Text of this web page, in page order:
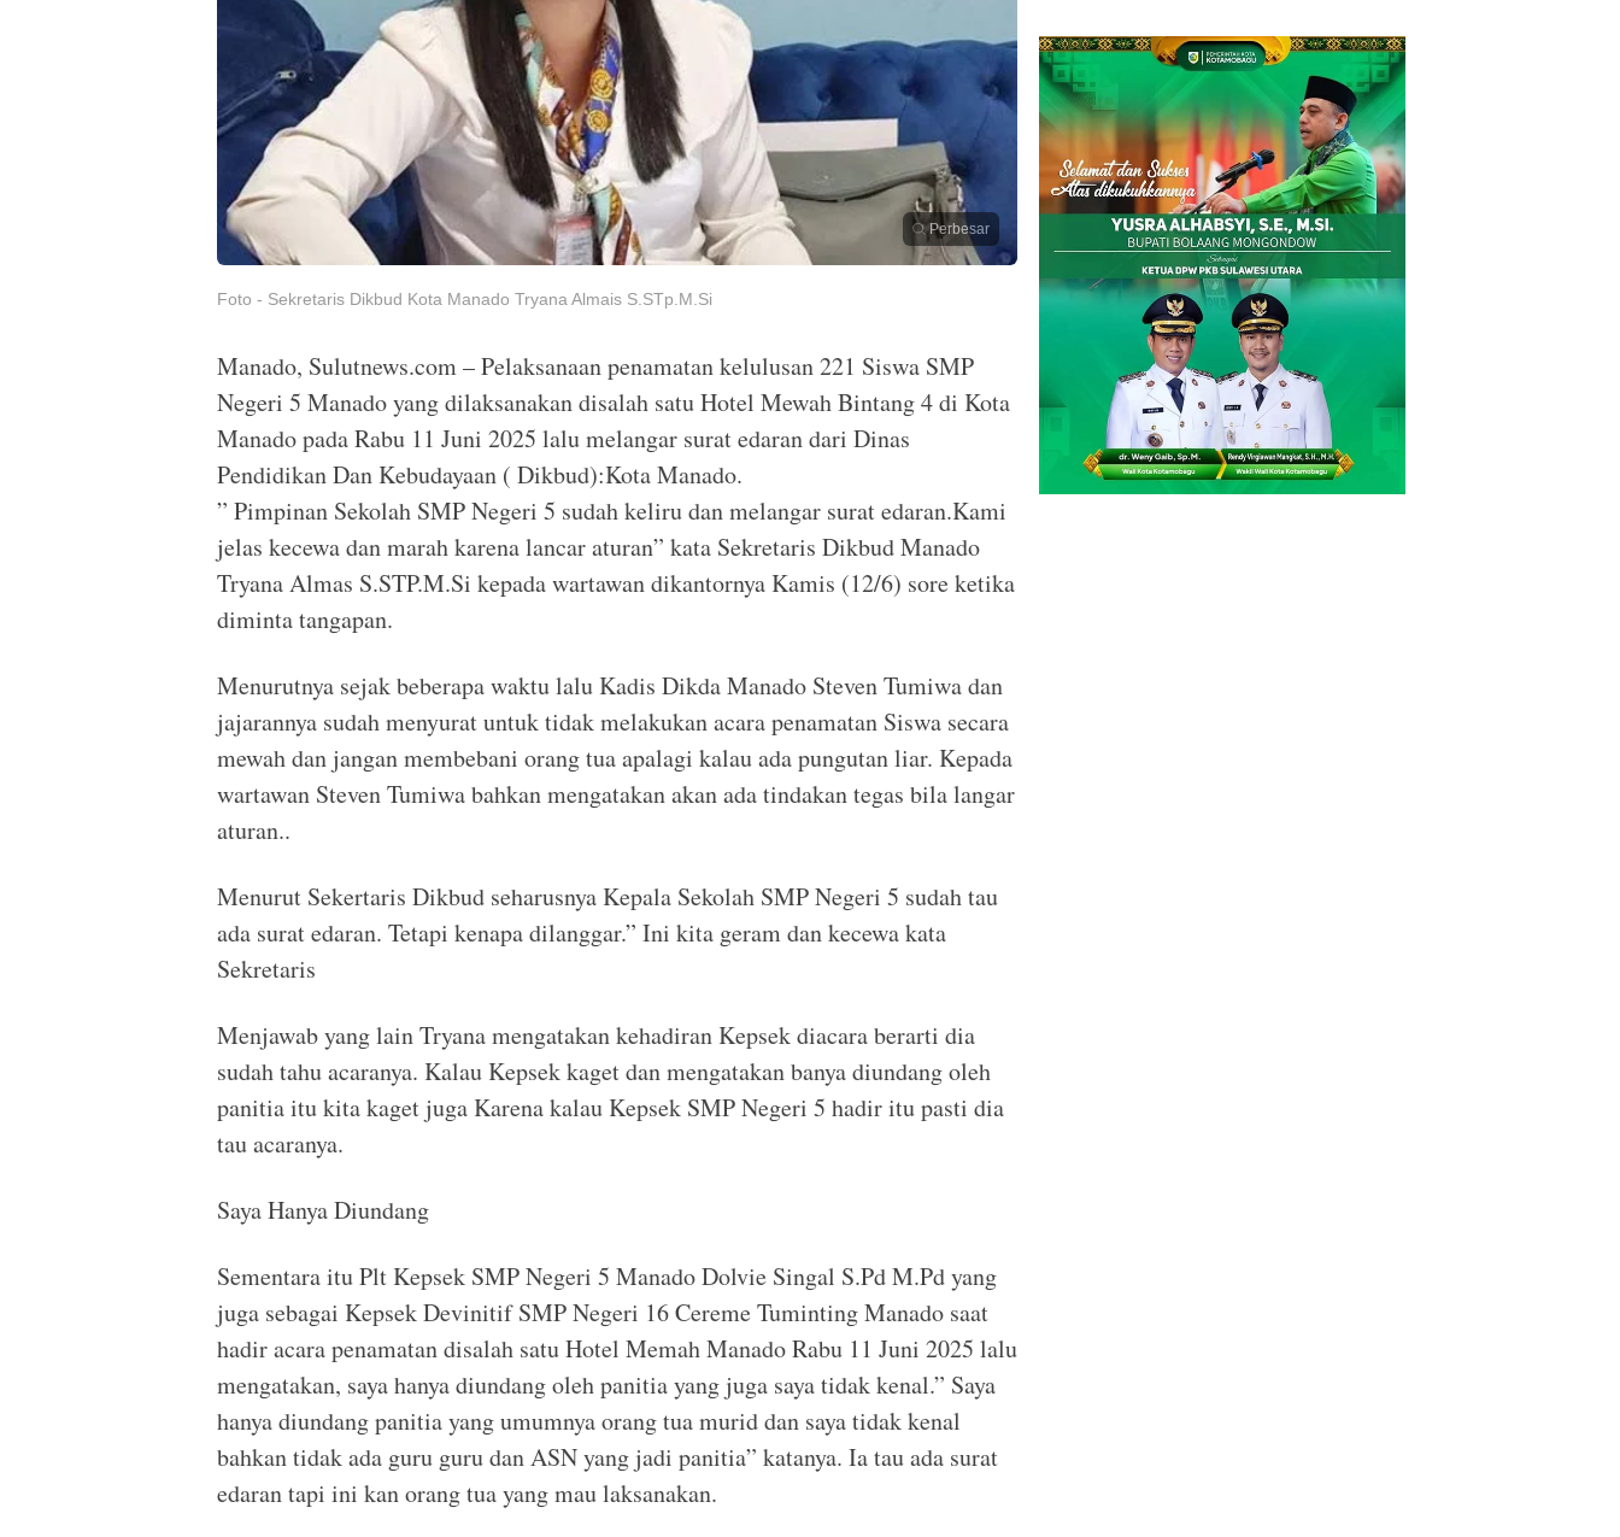
Perbesar
Foto - Sekretaris Dikbud Kota Manado Tryana Almais S.STp.M.Si
Manado, Sulutnews.com – Pelaksanaan penamatan kelulusan 221 Siswa SMP
Negeri 5 Manado yang dilaksanakan disalah satu Hotel Mewah Bintang 4 di Kota
Manado pada Rabu 11 Juni 2025 lalu melangar surat edaran dari Dinas
Pendidikan Dan Kebudayaan ( Dikbud):Kota Manado.
” Pimpinan Sekolah SMP Negeri 5 sudah keliru dan melangar surat edaran.Kami
jelas kecewa dan marah karena lancar aturan” kata Sekretaris Dikbud Manado
Tryana Almas S.STP.M.Si kepada wartawan dikantornya Kamis (12/6) sore ketika
diminta tangapan.
Menurutnya sejak beberapa waktu lalu Kadis Dikda Manado Steven Tumiwa dan
jajarannya sudah menyurat untuk tidak melakukan acara penamatan Siswa secara
mewah dan jangan membebani orang tua apalagi kalau ada pungutan liar. Kepada
wartawan Steven Tumiwa bahkan mengatakan akan ada tindakan tegas bila langar
aturan..
Menurut Sekertaris Dikbud seharusnya Kepala Sekolah SMP Negeri 5 sudah tau
ada surat edaran. Tetapi kenapa dilanggar.” Ini kita geram dan kecewa kata
Sekretaris
Menjawab yang lain Tryana mengatakan kehadiran Kepsek diacara berarti dia
sudah tahu acaranya. Kalau Kepsek kaget dan mengatakan banya diundang oleh
panitia itu kita kaget juga Karena kalau Kepsek SMP Negeri 5 hadir itu pasti dia
tau acaranya.
Saya Hanya Diundang
Sementara itu Plt Kepsek SMP Negeri 5 Manado Dolvie Singal S.Pd M.Pd yang
juga sebagai Kepsek Devinitif SMP Negeri 16 Cereme Tuminting Manado saat
hadir acara penamatan disalah satu Hotel Memah Manado Rabu 11 Juni 2025 lalu
mengatakan, saya hanya diundang oleh panitia yang juga saya tidak kenal.” Saya
hanya diundang panitia yang umumnya orang tua murid dan saya tidak kenal
bahkan tidak ada guru guru dan ASN yang jadi panitia” katanya. Ia tau ada surat
edaran tapi ini kan orang tua yang mau laksanakan.